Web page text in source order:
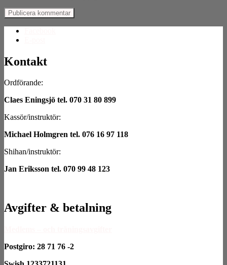
Kontakt
Ordförande:
Claes Eningsjö tel. 070 31 80 899
Kassör/instruktör:
Michael Holmgren tel. 076 16 97 118
Shihan/instruktör:
Jan Eriksson tel. 070 99 48 123
Avgifter & betalning
Postgiro: 28 71 76 -2